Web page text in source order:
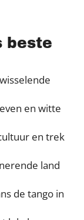
beste
en witte
en trek
land
de tango in